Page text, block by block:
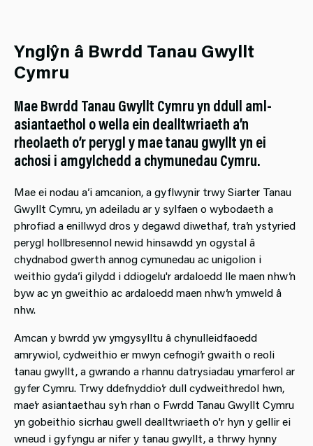
Ynglŷn â Bwrdd Tanau Gwyllt
Cymru
Mae Bwrdd Tanau Gwyllt Cymru yn ddull aml-
asiantaethol o wella ein dealltwriaeth a’n
rheolaeth o’r perygl y mae tanau gwyllt yn ei
achosi i amgylchedd a chymunedau Cymru.
Mae ei nodau a’i amcanion, a gyflwynir trwy Siarter Tanau
Gwyllt Cymru, yn adeiladu ar y sylfaen o wybodaeth a
phrofiad a enillwyd dros y degawd diwethaf, tra’n ystyried
perygl hollbresennol newid hinsawdd yn ogystal â
chydnabod gwerth annog cymunedau ac unigolion i
weithio gyda’i gilydd i ddiogelu'r ardaloedd lle maen nhw’n
byw ac yn gweithio ac ardaloedd maen nhw’n ymweld â
nhw.
Amcan y bwrdd yw ymgysylltu â chynulleidfaoedd
amrywiol, cydweithio er mwyn cefnogi’r gwaith o reoli
tanau gwyllt, a gwrando a rhannu datrysiadau ymarferol ar
gyfer Cymru. Trwy ddefnyddio’r dull cydweithredol hwn,
mae’r asiantaethau sy’n rhan o Fwrdd Tanau Gwyllt Cymru
yn gobeithio sicrhau gwell dealltwriaeth o'r hyn y gellir ei
wneud i gyfyngu ar nifer y tanau gwyllt, a thrwy hynny